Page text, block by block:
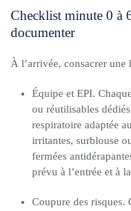
Checklist minute 0 à
documenter
À l’arrivée, consacrer
Équipe et EPI.
ou réutilisables
respiratoire adaptée
irritantes, surblouse
fermées
prévu à l’entrée et à
Coupure des risques.